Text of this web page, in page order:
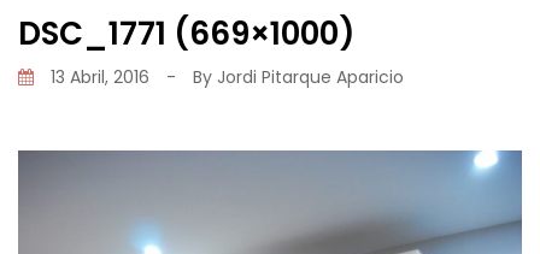
DSC_1771 (669×1000)
13 Abril, 2016 - By Jordi Pitarque Aparicio